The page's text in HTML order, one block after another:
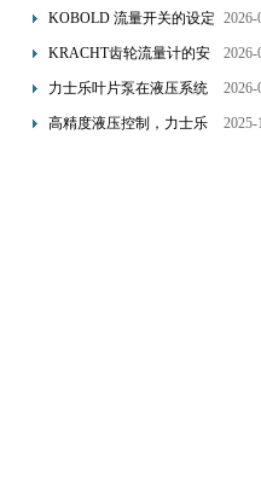
管道水流量监测中的应用
KOBOLD 流量开关的设定
流量调节与刻度指示
2026-
KRACHT齿轮流量计的安
装要求：直管段、过滤器
2026-
力士乐叶片泵在液压系统
中的应用分析
2026-
高精度液压控制，力士乐
2025-